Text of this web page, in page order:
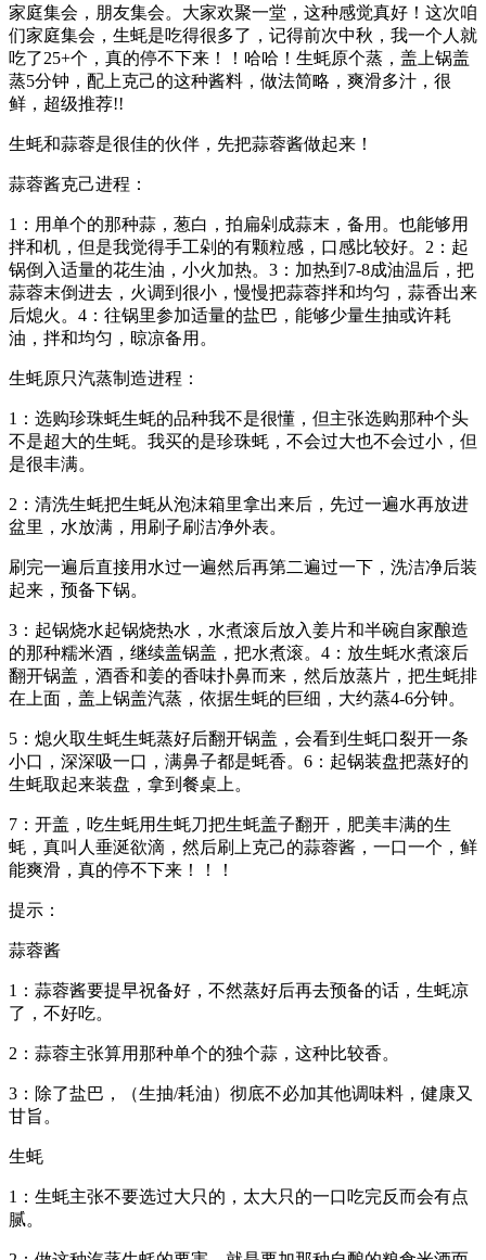
家庭集会，朋友集会。大家欢聚一堂，这种感觉真好！这次咱
们家庭集会，生蚝是吃得很多了，记得前次中秋，我一个人就
吃了25+个，真的停不下来！！哈哈！生蚝原个蒸，盖上锅盖
蒸5分钟，配上克己的这种酱料，做法简略，爽滑多汁，很
鲜，超级推荐!!
生蚝和蒜蓉是很佳的伙伴，先把蒜蓉酱做起来！
蒜蓉酱克己进程：
1：用单个的那种蒜，葱白，拍扁剁成蒜末，备用。也能够用
拌和机，但是我觉得手工剁的有颗粒感，口感比较好。2：起
锅倒入适量的花生油，小火加热。3：加热到7-8成油温后，把
蒜蓉末倒进去，火调到很小，慢慢把蒜蓉拌和均匀，蒜香出来
后熄火。4：往锅里参加适量的盐巴，能够少量生抽或许耗
油，拌和均匀，晾凉备用。
生蚝原只汽蒸制造进程：
1：选购珍珠蚝生蚝的品种我不是很懂，但主张选购那种个头
不是超大的生蚝。我买的是珍珠蚝，不会过大也不会过小，但
是很丰满。
2：清洗生蚝把生蚝从泡沫箱里拿出来后，先过一遍水再放进
盆里，水放满，用刷子刷洁净外表。
刷完一遍后直接用水过一遍然后再第二遍过一下，洗洁净后装
起来，预备下锅。
3：起锅烧水起锅烧热水，水煮滚后放入姜片和半碗自家酿造
的那种糯米酒，继续盖锅盖，把水煮滚。4：放生蚝水煮滚后
翻开锅盖，酒香和姜的香味扑鼻而来，然后放蒸片，把生蚝排
在上面，盖上锅盖汽蒸，依据生蚝的巨细，大约蒸4-6分钟。
5：熄火取生蚝生蚝蒸好后翻开锅盖，会看到生蚝口裂开一条
小口，深深吸一口，满鼻子都是蚝香。6：起锅装盘把蒸好的
生蚝取起来装盘，拿到餐桌上。
7：开盖，吃生蚝用生蚝刀把生蚝盖子翻开，肥美丰满的生
蚝，真叫人垂涎欲滴，然后刷上克己的蒜蓉酱，一口一个，鲜
能爽滑，真的停不下来！！！
提示：
蒜蓉酱
1：蒜蓉酱要提早祝备好，不然蒸好后再去预备的话，生蚝凉
了，不好吃。
2：蒜蓉主张算用那种单个的独个蒜，这种比较香。
3：除了盐巴，（生抽/耗油）彻底不必加其他调味料，健康又
甘旨。
生蚝
1：生蚝主张不要选过大只的，太大只的一口吃完反而会有点
腻。